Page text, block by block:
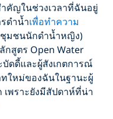
คัญในช่วงเวลาที่ฉันอยู่
ดำน้ำเพื่อทำความ
ชุมชนนักดำน้ำหญิง)
กสูตร Open Water
บัดดี้และผู้สังเกตการณ์
ใหม่ของฉันในฐานะผู้
พราะยังมีสัปดาห์ที่น่า